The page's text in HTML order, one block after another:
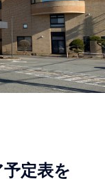
定表を